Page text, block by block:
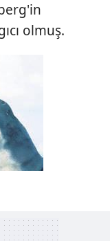
olmuş.